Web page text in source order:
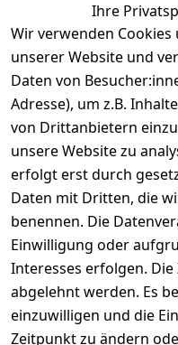
Ihre
Wir verwenden
unserer Website und
Daten von
Adresse), um z.B.
von Drittanbietern
unsere Website zu
erfolgt erst durch
Daten mit Dritten, die
benennen. Die
Einwilligung oder
Interesses erfolgen.
abgelehnt werden. Es
einzuwilligen und die
Zeitpunkt zu ändern
Rechtliches
Impressum
Datenschutze
rklärung
Barrierefreihe
Services